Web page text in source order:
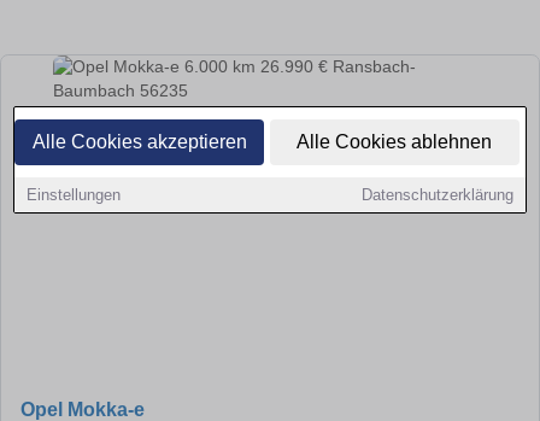
Alle Cookies akzeptieren Alle Cookies ablehnen
Einstellungen Datenschutzerklärung
Opel Mokka-e